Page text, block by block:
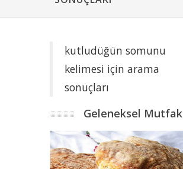
kutludüğün somunu
kelimesi için arama
sonuçları
Geleneksel Mutfak